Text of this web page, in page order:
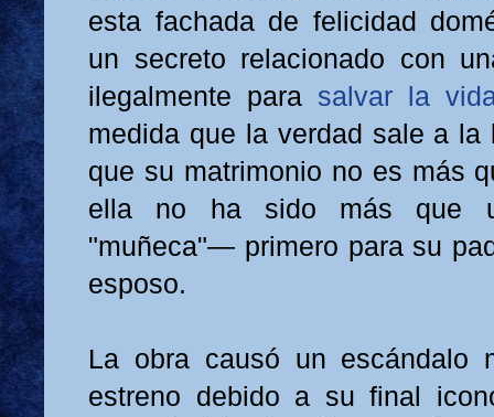
esta fachada de felicidad
un secreto relacionado con
ilegalmente para salvar la
medida que la verdad sale a la
que su matrimonio no es más
ella no ha sido más que
"muñeca"— primero para su
esposo.
La obra causó un escándalo
estreno debido a su final